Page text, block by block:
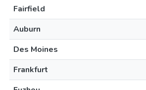
Fairfield
Auburn
Des Moines
Frankfurt